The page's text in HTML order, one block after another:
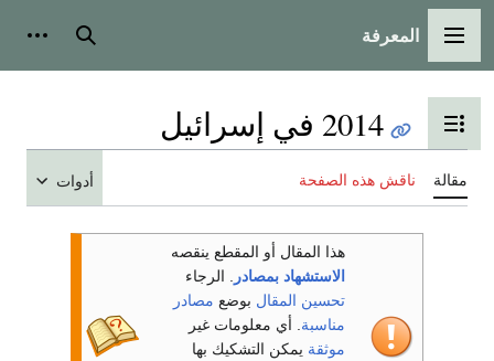
القائمة الرئيسية
المعرفة بحث
تبديل عرض جدول المحتويات
2014 في إسرائيل
مقالة ناقش هذه الصفحة أدوات
هذا المقال أو المقطع ينقصه
الاستشهاد بمصادر
. الرجاء
تحسين المقال بوضع مصادر
مناسبة . أي معلومات غير
موثقة يمكن التشكيك بها